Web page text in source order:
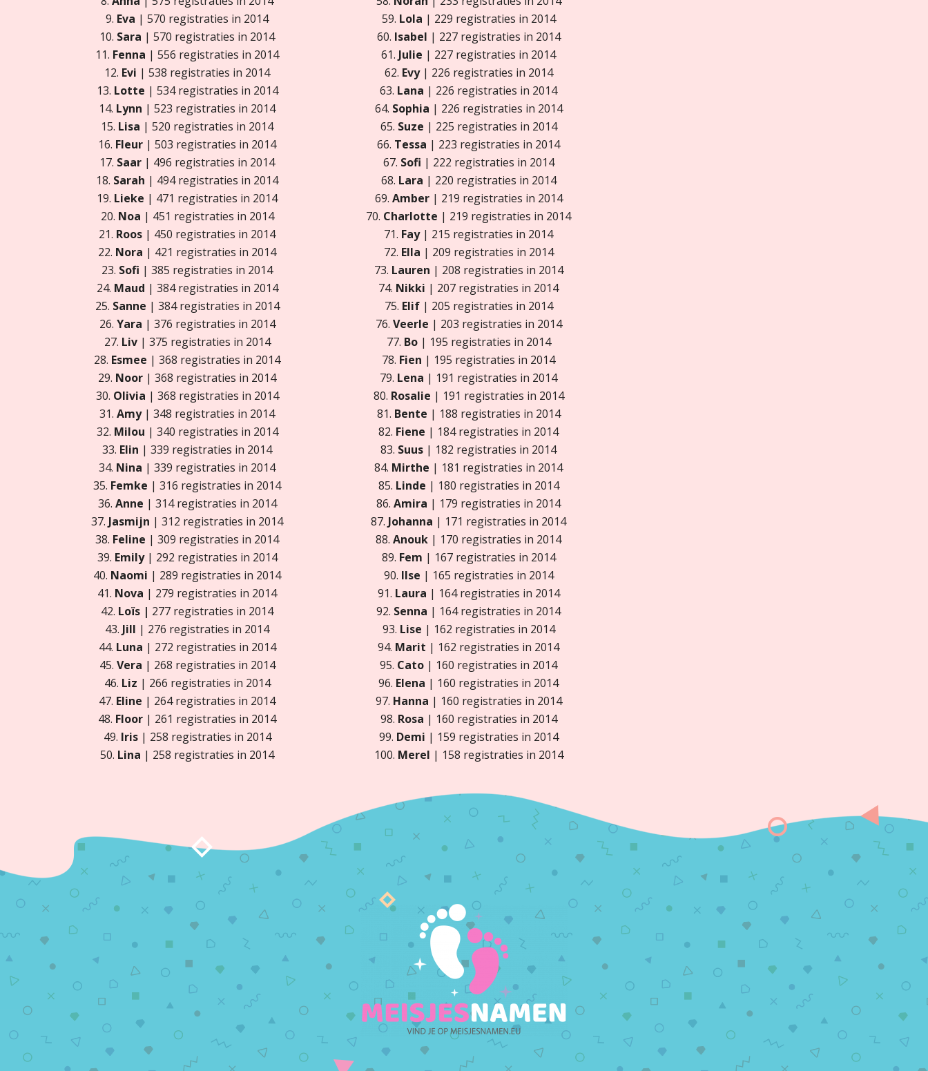
9. Eva | 570 registraties in 2014
10. Sara | 570 registraties in 2014
11. Fenna | 556 registraties in 2014
12. Evi | 538 registraties in 2014
13. Lotte | 534 registraties in 2014
14. Lynn | 523 registraties in 2014
15. Lisa | 520 registraties in 2014
16. Fleur | 503 registraties in 2014
17. Saar | 496 registraties in 2014
18. Sarah | 494 registraties in 2014
19. Lieke | 471 registraties in 2014
20. Noa | 451 registraties in 2014
21. Roos | 450 registraties in 2014
22. Nora | 421 registraties in 2014
23. Sofi | 385 registraties in 2014
24. Maud | 384 registraties in 2014
25. Sanne | 384 registraties in 2014
26. Yara | 376 registraties in 2014
27. Liv| 375 registraties in 2014
28. Esmee | 368 registraties in 2014
29. Noor | 368 registraties in 2014
30. Olivia | 368 registraties in 2014
31. Amy| 348 registraties in 2014
32. Milou | 340 registraties in 2014
33. Elin | 339 registraties in 2014
34. Nina | 339 registraties in 2014
35. Femke | 316 registraties in 2014
36. Anne | 314 registraties in 2014
37. Jasmijn | 312 registraties in 2014
38. Feline | 309 registraties in 2014
39. Emily| 292 registraties in 2014
40. Naomi | 289 registraties in 2014
41. Nova | 279 registraties in 2014
42. Loïs | 277 registraties in 2014
43. Jill | 276 registraties in 2014
44. Luna | 272 registraties in 2014
45. Vera | 268 registraties in 2014
46. Liz | 266 registraties in 2014
47. Eline | 264 registraties in 2014
48. Floor | 261 registraties in 2014
49. Iris| 258 registraties in 2014
50. Lina | 258 registraties in 2014
59. Lola | 229 registraties in 2014
60. Isabel | 227 registraties in 2014
61. Julie | 227 registraties in 2014
62. Evy| 226 registraties in 2014
63. Lana | 226 registraties in 2014
64. Sophia | 226 registraties in 2014
65. Suze | 225 registraties in 2014
66. Tessa | 223 registraties in 2014
67. Sofi | 222 registraties in 2014
68. Lara | 220 registraties in 2014
69. Amber| 219 registraties in 2014
70. Charlotte | 219 registraties in 2014
71. Fay| 215 registraties in 2014
72. Ella | 209 registraties in 2014
73. Lauren | 208 registraties in 2014
74. Nikki | 207 registraties in 2014
75. Elif| 205 registraties in 2014
76. Veerle | 203 registraties in 2014
77. Bo| 195 registraties in 2014
78. Fien | 195 registraties in 2014
79. Lena | 191 registraties in 2014
80. Rosalie | 191 registraties in 2014
81. Bente | 188 registraties in 2014
82. Fiene | 184 registraties in 2014
83. Suus | 182 registraties in 2014
84. Mirthe | 181 registraties in 2014
85. Linde | 180 registraties in 2014
86. Amira | 179 registraties in 2014
87. Johanna | 171 registraties in 2014
88. Anouk | 170 registraties in 2014
89. Fem | 167 registraties in 2014
90. Ilse | 165 registraties in 2014
91. Laura | 164 registraties in 2014
92. Senna | 164 registraties in 2014
93. Lise | 162 registraties in 2014
94. Marit | 162 registraties in 2014
95. Cato | 160 registraties in 2014
96. Elena | 160 registraties in 2014
97. Hanna | 160 registraties in 2014
98. Rosa | 160 registraties in 2014
99. Demi | 159 registraties in 2014
100. Merel | 158 registraties in 2014